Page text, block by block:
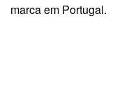
marca em Portugal.